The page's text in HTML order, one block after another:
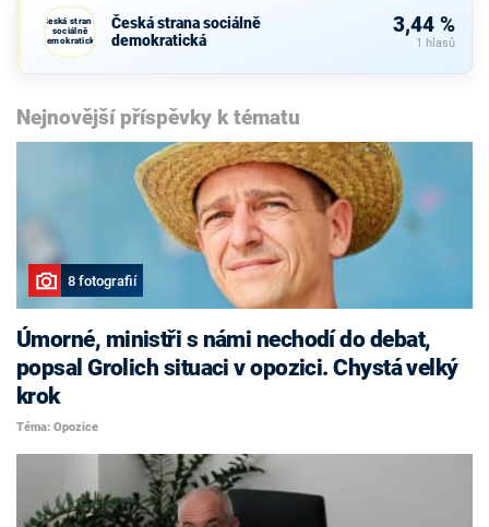
Česká strana
sociálně
demokratická
Česká strana sociálně
demokratická
3,44 %
1 hlasů
Nejnovější příspěvky k tématu
8 fotografií
Úmorné, ministři s námi nechodí do debat,
popsal Grolich situaci v opozici. Chystá velký
krok
Téma: Opozice